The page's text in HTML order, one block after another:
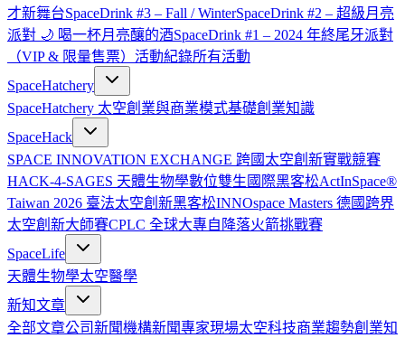
才新舞台SpaceDrink #3 – Fall / WinterSpaceDrink #2 – 超級月亮
派對 🌙 喝一杯月亮釀的酒SpaceDrink #1 – 2024 年終尾牙派對
（VIP & 限量售票） 活動紀錄所有活動
SpaceHatchery
SpaceHatchery 太空創業與商業模式基礎創業知識
SpaceHack
SPACE INNOVATION EXCHANGE 跨國太空創新實戰競賽
HACK-4-SAGES 天體生物學數位雙生國際黑客松ActInSpace®
Taiwan 2026 臺法太空創新黑客松INNOspace Masters 德國跨界
太空創新大師賽CPLC 全球大專自降落火箭挑戰賽
SpaceLife
天體生物學太空醫學
新知文章
全部文章公司新聞機構新聞專家現場太空科技商業趨勢創業知